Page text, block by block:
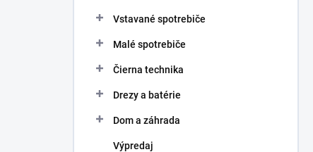
Vstavané spotrebiče
Malé spotrebiče
Čierna technika
Drezy a batérie
Dom a záhrada
Výpredaj